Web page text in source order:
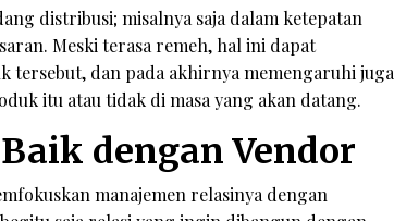
distribusi; misalnya saja dalam ketepatan
Meski terasa remeh, hal ini dapat
dan pada akhirnya memengaruhi juga
itu atau tidak di masa yang akan datang.
dengan Vendor
manajemen relasinya dengan